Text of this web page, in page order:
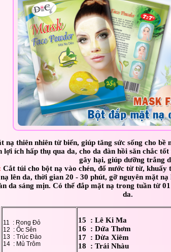
nạ thiên nhiên từ biển, giúp tăng sức sống cho
lợi ích hấp thụ qua da, cho da đàn hồi săn chắc
gây hại, giúp dưỡng trắng
Cắt túi cho bột nạ vào chén, đổ nước từ từ, khuấy
nạ lên da, thời gian 20 - 30 phút, gỡ nguyên mặt
da sáng mịn. Có thể đắp mặt nạ trong tuần từ
da.
11 : Rong Đỏ
12 : Ốc Sên
13 : Trúc Đào
14 : Mủ Trôm
15 : Lê Ki Ma
16 : Dứa Thơm
17 : Dừa Xiêm
18 : Trái Nhàu